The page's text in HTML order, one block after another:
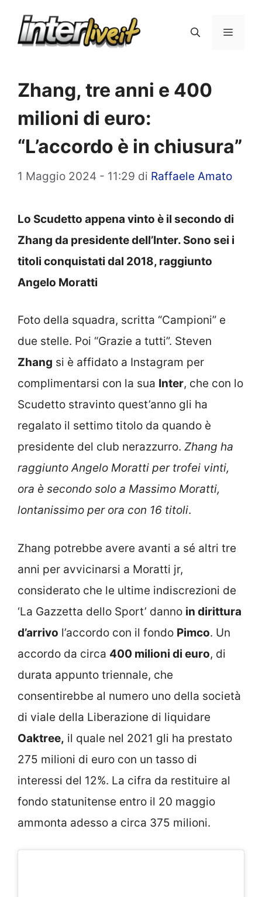
Menu
Zhang, tre anni e 400
milioni di euro:
“L’accordo è in chiusura”
1 Maggio 2024 - 11:29 di Raffaele Amato
Lo Scudetto appena vinto è il secondo di
Zhang da presidente dell’Inter. Sono sei i
titoli conquistati dal 2018, raggiunto
Angelo Moratti
Foto della squadra, scritta “Campioni” e
due stelle. Poi “Grazie a tutti”. Steven
Zhang si è affidato a Instagram per
complimentarsi con la sua Inter, che con lo
Scudetto stravinto quest’anno gli ha
regalato il settimo titolo da quando è
presidente del club nerazzurro. Zhang ha
raggiunto Angelo Moratti per trofei vinti,
ora è secondo solo a Massimo Moratti,
lontanissimo per ora con 16 titoli.
Zhang potrebbe avere avanti a sé altri tre
anni per avvicinarsi a Moratti jr,
considerato che le ultime indiscrezioni de
‘La Gazzetta dello Sport’ danno in dirittura
d’arrivo l’accordo con il fondo Pimco. Un
accordo da circa 400 milioni di euro, di
durata appunto triennale, che
consentirebbe al numero uno della società
di viale della Liberazione di liquidare
Oaktree, il quale nel 2021 gli ha prestato
275 milioni di euro con un tasso di
interessi del 12%. La cifra da restituire al
fondo statunitense entro il 20 maggio
ammonta adesso a circa 375 milioni.